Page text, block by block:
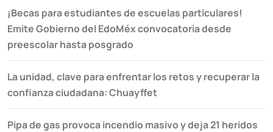
¡Becas para estudiantes de escuelas particulares!
Emite Gobierno del EdoMéx convocatoria desde
preescolar hasta posgrado
La unidad, clave para enfrentar los retos y recuperar la
confianza ciudadana: Chuayffet
Pipa de gas provoca incendio masivo y deja 21 heridos